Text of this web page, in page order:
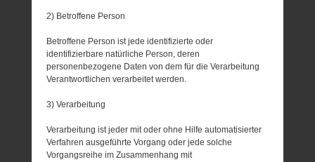
2) Betroffene Person
Betroffene Person ist jede identifizierte oder
identifizierbare natürliche Person, deren
personenbezogene Daten von dem für die Verarbeitung
Verantwortlichen verarbeitet werden.
3) Verarbeitung
Verarbeitung ist jeder mit oder ohne Hilfe automatisierter
Verfahren ausgeführte Vorgang oder jede solche
Vorgangsreihe im Zusammenhang mit